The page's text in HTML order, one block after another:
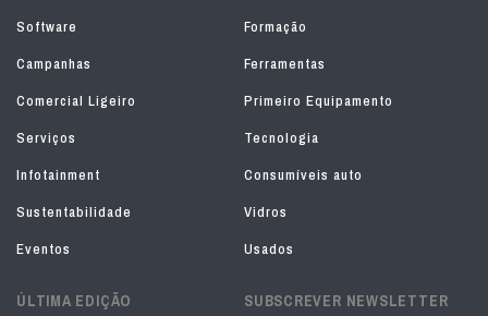
Software
Formação
Campanhas
Ferramentas
Comercial Ligeiro
Primeiro Equipamento
Serviços
Tecnologia
Infotainment
Consumíveis auto
Sustentabilidade
Vidros
Eventos
Usados
ÚLTIMA EDIÇÃO SUBSCREVER NEWSLETTER